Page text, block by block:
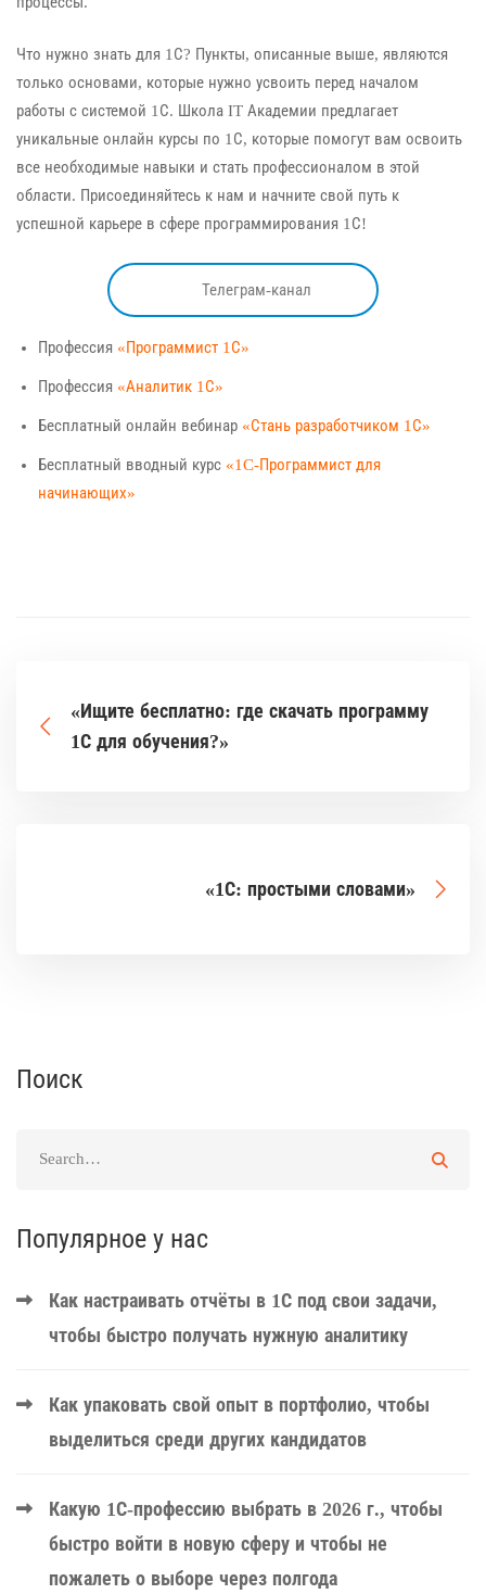
Что нужно знать для 1С? Пункты, описанные выше, являются
только основами, которые нужно усвоить перед началом
работы с системой 1С. Школа IT Академии предлагает
уникальные онлайн курсы по 1С, которые помогут вам освоить
все необходимые навыки и стать профессионалом в этой
области. Присоединяйтесь к нам и начните свой путь к
успешной карьере в сфере программирования 1С!
Телеграм-канал
Профессия «Программист 1С»
Профессия «Аналитик 1С»
Бесплатный онлайн вебинар «Стань разработчиком 1С»
Бесплатный вводный курс «1C-Программист для
начинающих»
«Ищите бесплатно: где скачать программу
1С для обучения?»
«1С: простыми словами»
Поиск
Популярное у нас
Как настраивать отчёты в 1С под свои задачи,
чтобы быстро получать нужную аналитику
Как упаковать свой опыт в портфолио, чтобы
выделиться среди других кандидатов
Какую 1С-профессию выбрать в 2026 г., чтобы
быстро войти в новую сферу и чтобы не
пожалеть о выборе через полгода